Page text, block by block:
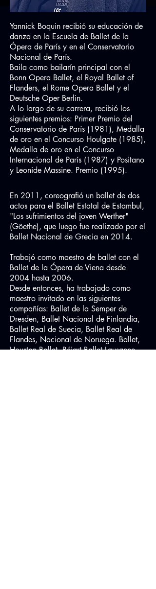
Yannick Boquin recibió su educación de
danza en la Escuela de Ballet de la
Ópera de París y en el Conservatorio
Nacional de París.
Baila como bailarín principal con el
Bonn Opera Ballet, el Royal Ballet of
Flanders, el Rome Opera Ballet y el
Deutsche Oper Berlin.
A lo largo de su carrera, recibió los
siguientes premios: Primer Premio del
Conservatorio de París (1981), Medalla
de oro en el Concurso Houlgate (1985),
Medalla de oro en el Concurso
Internacional de París (1987) y Positano
y Leonide Massine. Premio (1995).
En 2011, coreografió un ballet de dos
actos para el Ballet Estatal de Estambul,
"Los sufrimientos del joven Werther"
(Göethe), que luego fue realizado por el
Ballet Nacional de Grecia en 2014.
Trabajó como maestro de ballet con el
Ballet de la Ópera de Viena desde
2004 hasta 2006.
Desde entonces, ha trabajado como
maestro invitado en las siguientes
compañías: Ballet de la Semper de
Dresden, Ballet Nacional de Finlandia,
Ballet Real de Suecia, Ballet Real de
Flandes, Nacional de Noruega. Ballet,
Houston Ballet, Béjart Ballet Lausanne,